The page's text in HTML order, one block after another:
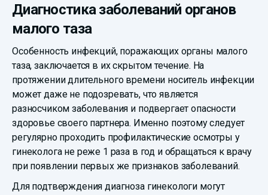
Диагностика заболеваний органов
малого таза
Особенность инфекций, поражающих органы малого
таза, заключается в их скрытом течение. На
протяжении длительного времени носитель инфекции
может даже не подозревать, что является
разносчиком заболевания и подвергает опасности
здоровье своего партнера. Именно поэтому следует
регулярно проходить профилактические осмотры у
гинеколога не реже 1 раза в год и обращаться к врачу
при появлении первых же признаков заболеваний.
Для подтверждения диагноза гинекологи могут